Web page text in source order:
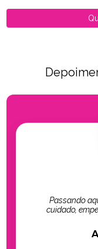
Passando
cuidado,